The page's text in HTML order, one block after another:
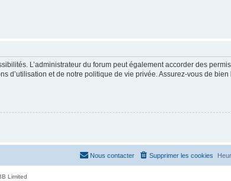
L’administrateur du forum peut également accorder des
d’utilisation et de notre politique de vie privée. Assurez-vous de bien
Supprimer les cookies
Nous contacter
Limited